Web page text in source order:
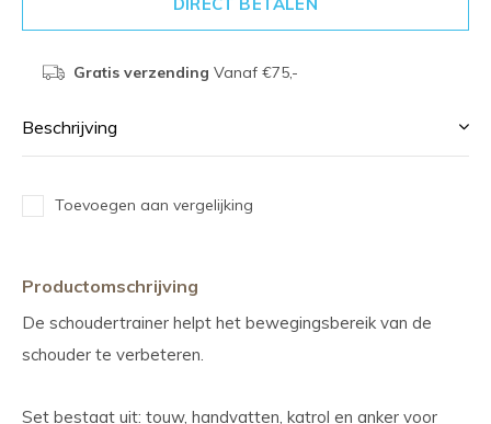
Gratis verzending Vanaf €75,-
Beschrijving
Toevoegen aan vergelijking
Productomschrijving
De schoudertrainer helpt het bewegingsbereik van de
schouder te verbeteren.
Set bestaat uit: touw, handvatten, katrol en anker voor